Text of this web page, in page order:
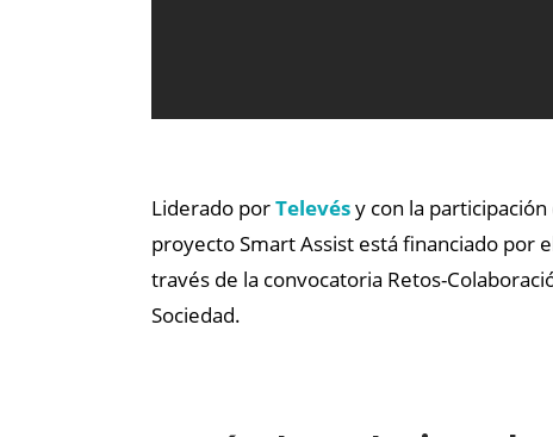
Liderado porTelevésy con la participación
proyecto Smart Assist está financiado por
través de la convocatoria Retos-
Sociedad.